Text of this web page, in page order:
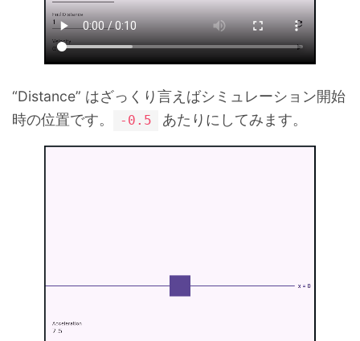
“Distance” はざっくり言えばシミュレーション開始
時の位置です。
-0.5 あたりにしてみます。